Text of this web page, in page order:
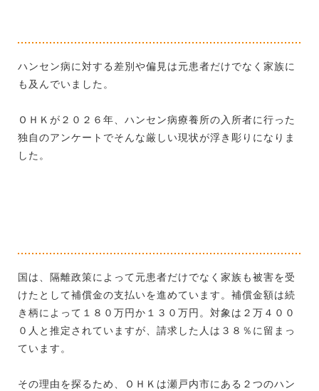
ハンセン病に対する差別や偏見は元患者だけでなく家族に
も及んでいました。
ＯＨＫが２０２６年、ハンセン病療養所の入所者に行った
独自のアンケートでそんな厳しい現状が浮き彫りになりま
した。
国は、隔離政策によって元患者だけでなく家族も被害を受
けたとして補償金の支払いを進めています。補償金額は続
き柄によって１８０万円か１３０万円。対象は２万４００
０人と推定されていますが、請求した人は３８％に留まっ
ています。
その理由を探るため、ＯＨＫは瀬戸内市にある２つのハン